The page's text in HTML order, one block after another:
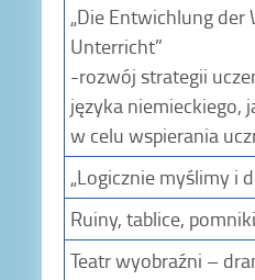
„Die Entwichlung
Unterricht”
-rozwój strategii
języka niemieckiego,
w celu wspierania
„Logicznie myślimy i
Ruiny, tablice,
Teatr wyobraźni –